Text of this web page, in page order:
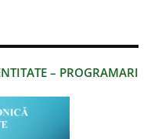
– PROGRAMARI